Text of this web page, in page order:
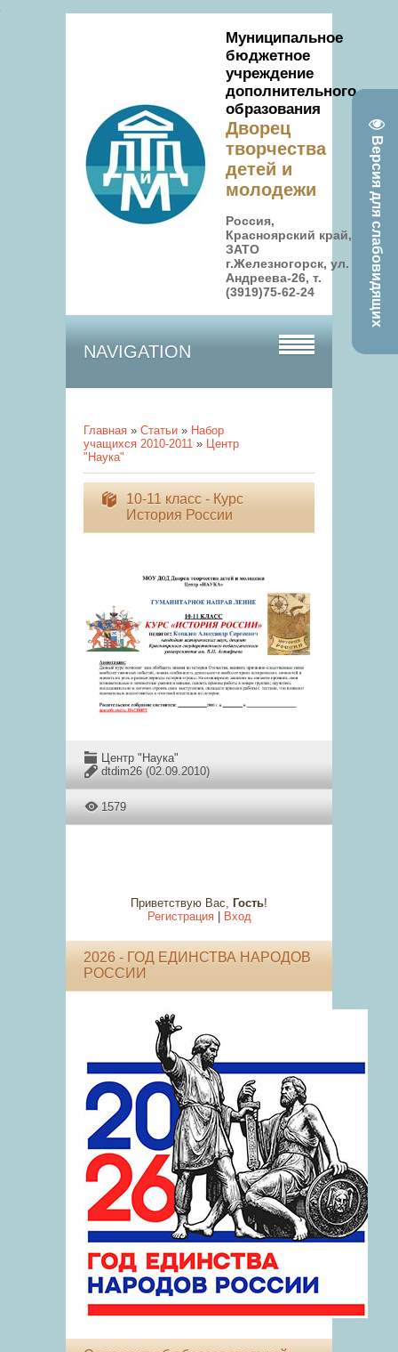
Версия для слабовидящих
Муниципальное
бюджетное
учреждение
дополнительного
образования
Дворец
творчества
детей и
молодежи
Россия,
Красноярский край,
ЗАТО
г.Железногорск, ул.
Андреева-26, т.
(3919)75-62-24
NAVIGATION
Главная » Статьи » Набор
учащихся 2010-2011 » Центр
"Наука"
10-11 класс - Курс
История России
Центр "Наука"
dtdim26 (02.09.2010)
1579
Приветствую Вас, Гость!
Регистрация| Вход
2026 - ГОД ЕДИНСТВА НАРОДОВ
РОССИИ